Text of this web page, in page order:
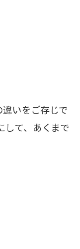
いをご存じで
して、あくまで